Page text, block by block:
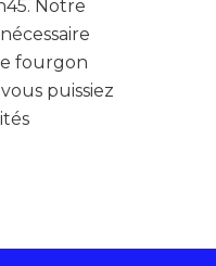
Notre
fourgon
puissiez